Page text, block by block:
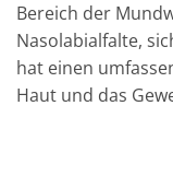
Bereich der
Nasolabialfalte,
hat einen
Haut und das